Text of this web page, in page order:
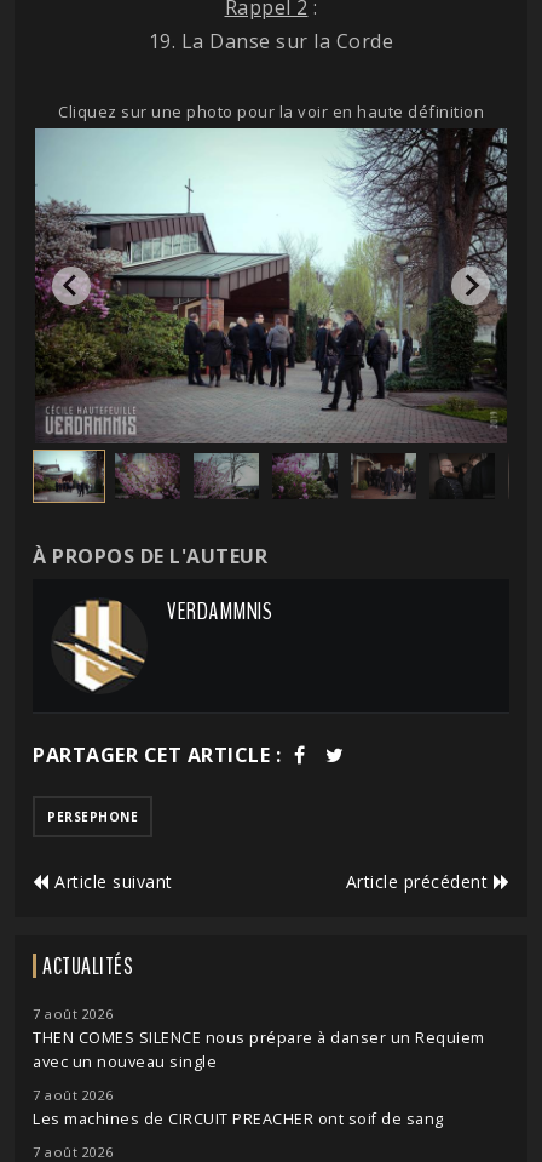
Rappel 2 :
19. La Danse sur la Corde
Cliquez sur une photo pour la voir en haute définition
À PROPOS DE L'AUTEUR
VERDAMMNIS
PARTAGER CET ARTICLE :
PERSEPHONE
Article suivant Article précédent
ACTUALITÉS
7 août 2026
THEN COMES SILENCE nous prépare à danser un Requiem
avec un nouveau single
7 août 2026
Les machines de CIRCUIT PREACHER ont soif de sang
7 août 2026